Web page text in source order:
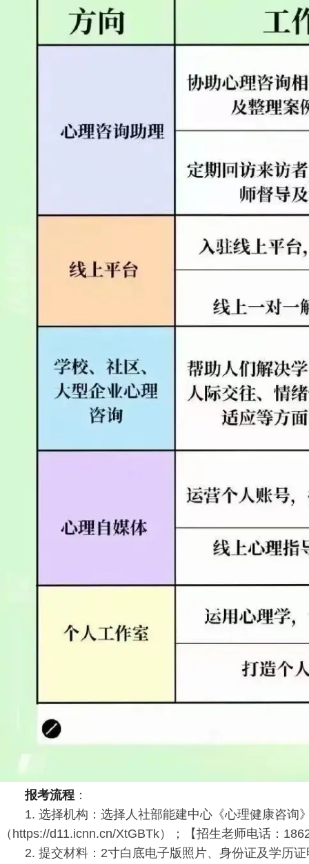
报考流程 ：
1. 选择机构：选择人社部能建中心《心理健康咨询
（https://d11.icnn.cn/XtGBTk）；
【招生老师电话：
2. 提交材料：2寸白底电子版照片、身份证及学历